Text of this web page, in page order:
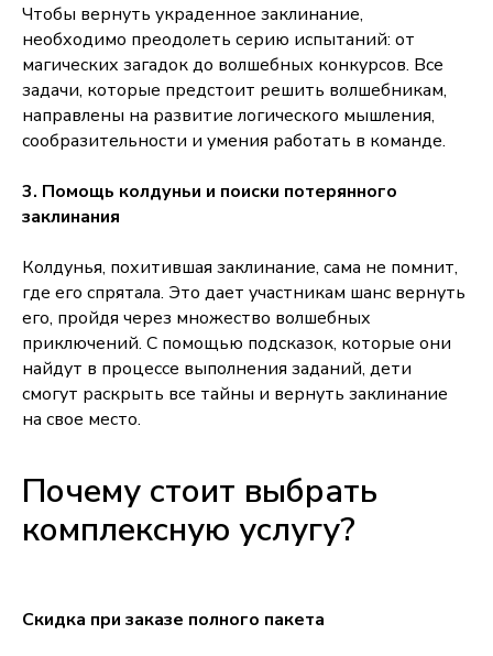
Чтобы вернуть украденное заклинание,
необходимо преодолеть серию испытаний: от
магических загадок до волшебных конкурсов. Все
задачи, которые предстоит решить волшебникам,
направлены на развитие логического мышления,
сообразительности и умения работать в команде.
3. Помощь колдуньи и поиски потерянного
заклинания
Колдунья, похитившая заклинание, сама не помнит,
где его спрятала. Это дает участникам шанс вернуть
его, пройдя через множество волшебных
приключений. С помощью подсказок, которые они
найдут в процессе выполнения заданий, дети
смогут раскрыть все тайны и вернуть заклинание
на свое место.
Почему стоит выбрать
комплексную услугу?
Скидка при заказе полного пакета